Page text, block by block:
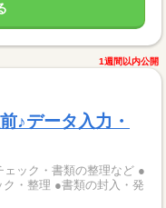
1週間以内公開
♪データ入力・
ェック・書類の整理など ●
・整理 ●書類の封入・発